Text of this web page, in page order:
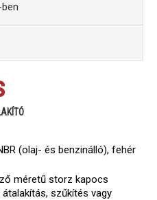
(olaj- és benzinálló), fehér
méretű storz kapocs
szűkítés vagy